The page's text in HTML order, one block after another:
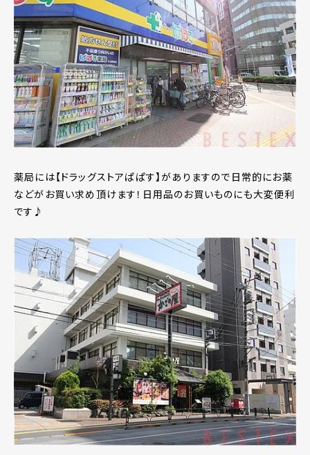
薬局には【ドラッグストアぱぱす】がありますので日常的にお薬
などがお買い求め頂けます！日用品のお買いものにも大変便利
です♪